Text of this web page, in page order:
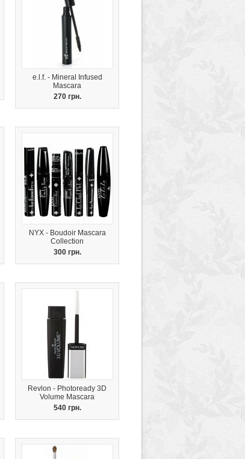
e.l.f. - Mineral Infused
Mascara
270 грн.
NYX - Boudoir Mascara
Collection
300 грн.
Revlon - Photoready 3D
Volume Mascara
540 грн.